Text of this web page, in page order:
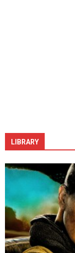
LIBRARY